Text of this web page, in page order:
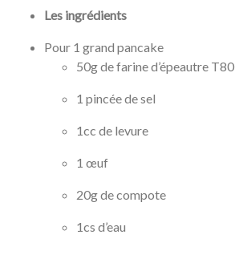
Les ingrédients
Pour 1 grand pancake
50g de farine d’épeautre T80
1 pincée de sel
1cc de levure
1 œuf
20g de compote
1cs d’eau